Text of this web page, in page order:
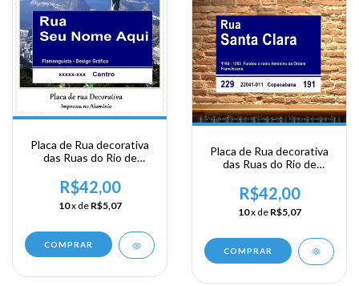
Placa de Rua decorativa
das Ruas do Rio de
Personalização
R$42,00
10x de R$5,07
COMPRAR
Placa de Rua decorativa
das Ruas do Rio de
R$42,00
10x de R$5,07
COMPRAR